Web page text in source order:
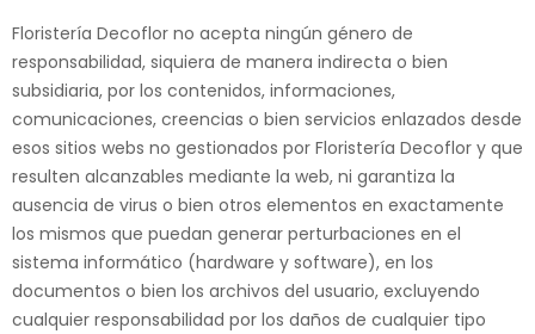
Floristería Decoflor no acepta ningún género de
responsabilidad, siquiera de manera indirecta o bien
subsidiaria, por los contenidos, informaciones,
comunicaciones, creencias o bien servicios enlazados desde
esos sitios webs no gestionados por Floristería Decoflor y que
resulten alcanzables mediante la web, ni garantiza la
ausencia de virus o bien otros elementos en exactamente
los mismos que puedan generar perturbaciones en el
sistema informático (hardware y software), en los
documentos o bien los archivos del usuario, excluyendo
cualquier responsabilidad por los daños de cualquier tipo